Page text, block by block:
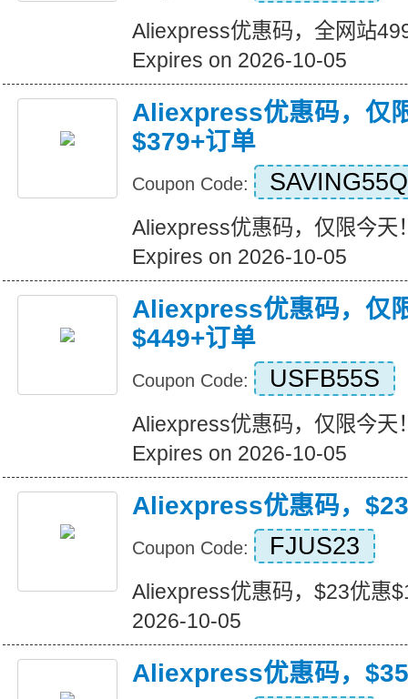
Aliexpress优惠码，全网站
Expires on 2026-10-05
Aliexpress优惠码，仅
$379+订单
Coupon Code: SAVING55Q
Aliexpress优惠码，仅限今天
Expires on 2026-10-05
Aliexpress优惠码，仅
$449+订单
Coupon Code: USFB55S
Aliexpress优惠码，仅限今天
Expires on 2026-10-05
Aliexpress优惠码，
Coupon Code: FJUS23
Aliexpress优惠码，$23优惠
2026-10-05
Aliexpress优惠码，